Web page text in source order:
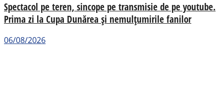
Spectacol pe teren, sincope pe transmisie de pe youtube.
Prima zi la Cupa Dunărea și nemulțumirile fanilor
06/08/2026